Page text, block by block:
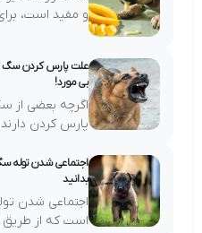
و مفید است،
علت پارس کردن سگ
بی مورد!
اگرچه بعضی از
پارس کردن دارند
اجتماعی شدن توله
بدانید
اجتماعی شدن
است که از طریق